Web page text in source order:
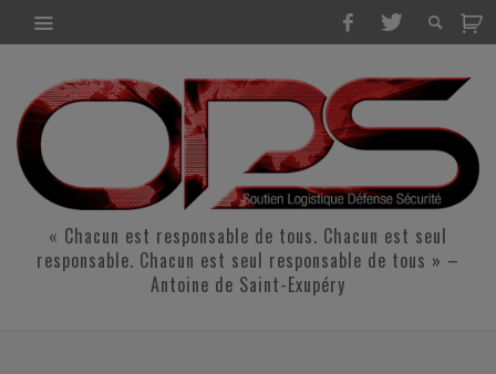
« Chacun est responsable de tous. Chacun est seul
responsable. Chacun est seul responsable de tous » –
Antoine de Saint-Exupéry